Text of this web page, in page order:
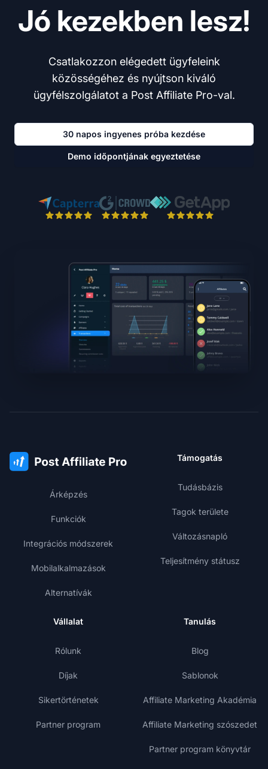
Jó kezekben lesz!
Csatlakozzon elégedett ügyfeleink
közösségéhez és nyújtson kiváló
ügyfélszolgálatot a Post Affiliate Pro-val.
30 napos ingyenes próba kezdése
Demo időpontjának egyeztetése
Árképzés
Funkciók
Integrációs módszerek
Mobilalkalmazások
Alternatívák
Támogatás
Tudásbázis
Tagok területe
Változásnapló
Teljesítmény státusz
Vállalat
Rólunk
Díjak
Sikertörténetek
Partner program
Tanulás
Blog
Sablonok
Affiliate Marketing Akadémia
Affiliate Marketing szószedet
Partner program könyvtár